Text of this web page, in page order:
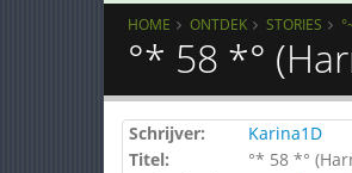
HOME ONTDEK STORIES
°* 58 *°
Schrijver:
Karina1D
Titel:
°* 58 *°